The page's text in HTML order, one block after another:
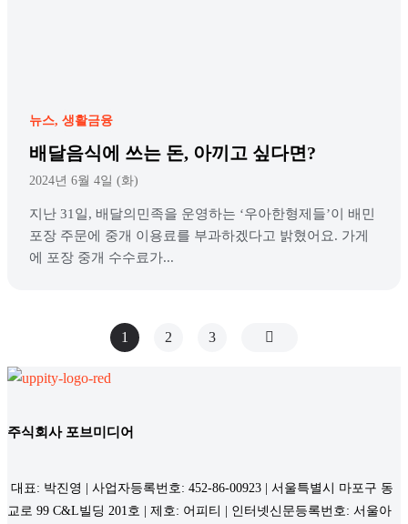
뉴스 생활금융
배달음식에 쓰는 돈, 아끼고 싶다면?
2024년 6월 4일 (화)
지난 31일, 배달의민족을 운영하는 ‘우아한형제들’이 배민
포장 주문에 중개 이용료를 부과하겠다고 밝혔어요. 가게
에 포장 중개 수수료가...
1 2 3
주식회사 포브미디어
대표: 박진영 | 사업자등록번호: 452-86-00923 | 서울특별시 마포구 동
교로 99 C&L빌딩 201호 | 제호: 어피티 | 인터넷신문등록번호: 서울아